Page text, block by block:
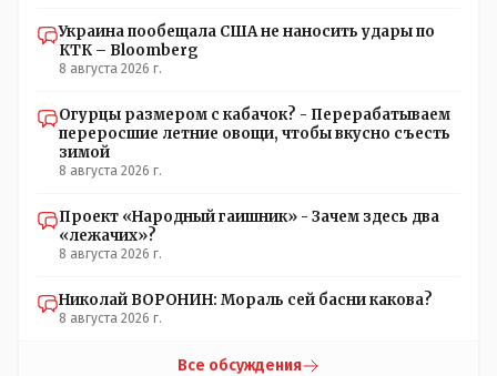
Украина пообещала США не наносить удары по
КТК – Bloomberg
8 августа 2026 г.
Огурцы размером с кабачок? - Перерабатываем
переросшие летние овощи, чтобы вкусно съесть
зимой
8 августа 2026 г.
Проект «Народный гаишник» - Зачем здесь два
«лежачих»?
8 августа 2026 г.
Николай ВОРОНИН: Мораль сей басни какова?
8 августа 2026 г.
Все обсуждения